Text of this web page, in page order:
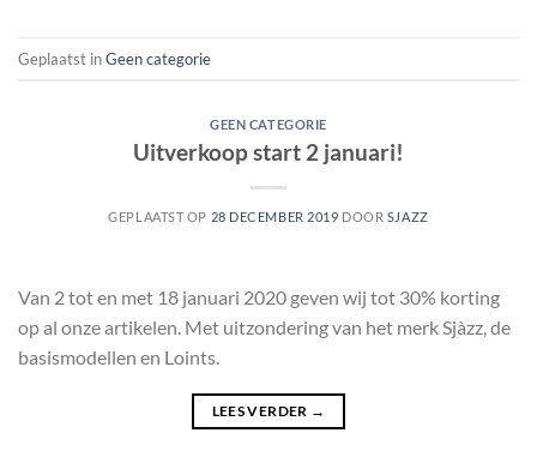
Geplaatst inGeen categorie
GEEN CATEGORIE
Uitverkoop start 2 januari!
GEPLAATST OP 28 DECEMBER 2019 DOOR SJAZZ
Van 2 tot en met 18 januari 2020 geven wij tot 30% korting
op al onze artikelen. Met uitzondering van het merk Sjàzz, de
basismodellen en Loints.
LEES VERDER →